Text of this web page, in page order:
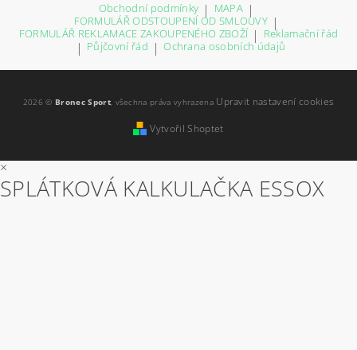
Obchodní podmínky | MAPA |
FORMULÁŘ ODSTOUPENÍ OD SMLOUVY |
FORMULÁŘ REKLAMACE ZAKOUPENÉHO ZBOŽÍ | Reklamační řád
| Půjčovní řád | Ochrana osobních údajů
2026 © Bronec Sport, všechna práva vyhrazena Upravit nastavení cookies
Vytvořil Shoptet
×
SPLÁTKOVÁ KALKULAČKA ESSOX